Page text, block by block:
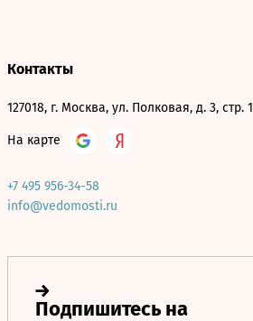
Контакты
127018, г. Москва, ул. Полковая, д. 3, стр. 1
На карте
+7 495 956-34-58
info@vedomosti.ru